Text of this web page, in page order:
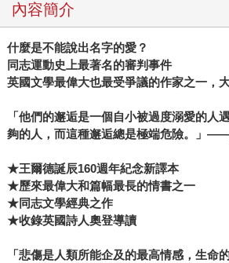
內容簡介
什麼是不能說出名字的愛？
同志運動史上最著名的審判事件
英國文學最偉大也最受爭議的作家之一，
「他們的邂逅是一個自小被過度溺愛的人
夠的人，而這種邂逅總是極端危險。」
★王爾德誕辰160週年紀念新譯本
★歷來最偉大和篇幅最長的情書之一
★同志文學經典之作
★收錄英國詩人奧登導讀
「悲傷是人類所能企及的最高情感，生